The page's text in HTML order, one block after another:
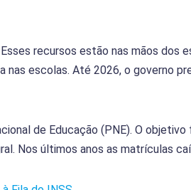
recursos estão nas mãos dos
escolas. Até 2026, o governo
de Educação (PNE). O
Nos últimos anos as matrículas